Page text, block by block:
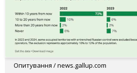
Опитування / news.gallup.com